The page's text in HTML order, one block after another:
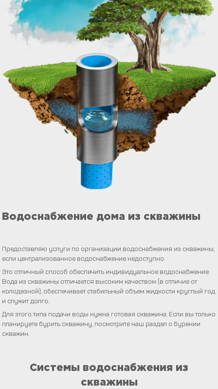
Водоснабжение дома из скважины
Предоставляю услуги по организации водоснабжения из скважины,
если централизованное водоснабжение недоступно.
Это отличный способ обеспечить индивидуальное водоснабжение.
Вода из скважины отличается высоким качеством (в отличие от
колодезной), обеспечивает стабильный объем жидкости круглый год
и служит долго.
Для этого типа подачи воды нужна готовая скважина. Если вы только
планируете бурить скважину, посмотрите наш раздел о бурении
скважин.
Системы водоснабжения из
скважины